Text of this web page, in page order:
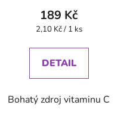
189 Kč
Měrná
2,10 Kč / 1 ks
DETAIL
Bohatý zdroj vitaminu C